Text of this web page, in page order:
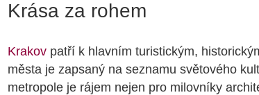
Krása za rohem
Krakov patří k hlavním turistickým,
města je zapsaný na seznamu světového
metropole je rájem nejen pro milovníky